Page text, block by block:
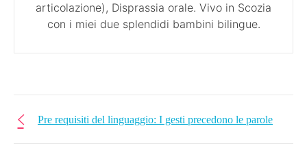
articolazione), Disprassia orale. Vivo in Scozia
con i miei due splendidi bambini bilingue.
Pre requisiti del linguaggio: I gesti precedono le parole